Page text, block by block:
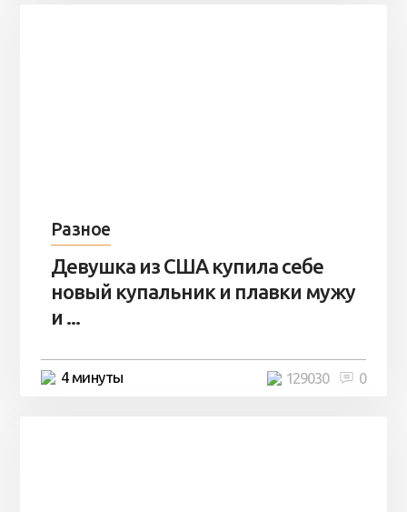
Разное
Девушка из США купила себе
новый купальник и плавки мужу
и ...
4 минуты 0
129030